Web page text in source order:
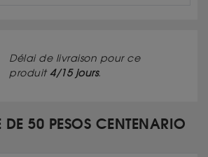
Délai de livraison pour ce
produit4/15 jours.
DE 50 PESOS CENTENARIO